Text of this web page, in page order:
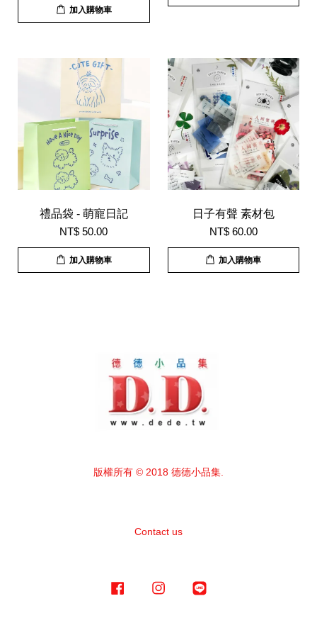
加入購物車
禮品袋 - 萌寵日記
NT$ 50.00
加入購物車
日子有聲 素材包
NT$ 60.00
加入購物車
版權所有 © 2018 德德小品集.
Contact us
Facebook Instagram